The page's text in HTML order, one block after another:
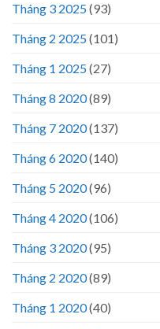
Tháng 3 2025(93)
Tháng 2 2025(101)
Tháng 1 2025(27)
Tháng 8 2020(89)
Tháng 7 2020(137)
Tháng 6 2020(140)
Tháng 5 2020(96)
Tháng 4 2020(106)
Tháng 3 2020(95)
Tháng 2 2020(89)
Tháng 1 2020(40)